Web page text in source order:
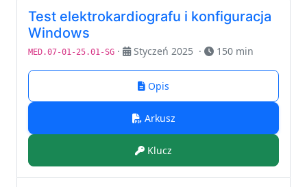
Test elektrokardiografu i konfiguracja
Windows
MED.07-01-25.01-SG · Styczeń 2025 · 150 min
Opis
Arkusz
Klucz